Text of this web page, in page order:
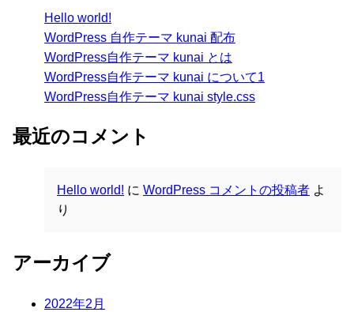
Hello world!
WordPress 自作テーマ kunai 配布
WordPress自作テーマ kunai とは
WordPress自作テーマ kunai について1
WordPress自作テーマ kunai style.css
最近のコメント
Hello world! に WordPress コメントの投稿者 よ
り
アーカイブ
2022年2月